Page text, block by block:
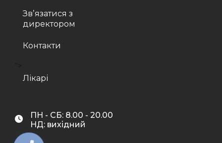
Звʼязатися з
директором
Контакти
Лікарі
ПН - СБ: 8.00 - 20.00
НД: вихідний